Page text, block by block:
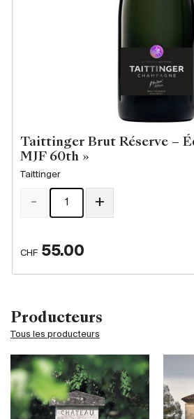
Producteurs
Tous les producteurs
Taittinger Brut Réserve –
MJF 60th »
Taittinger
CHF 55.00
- +